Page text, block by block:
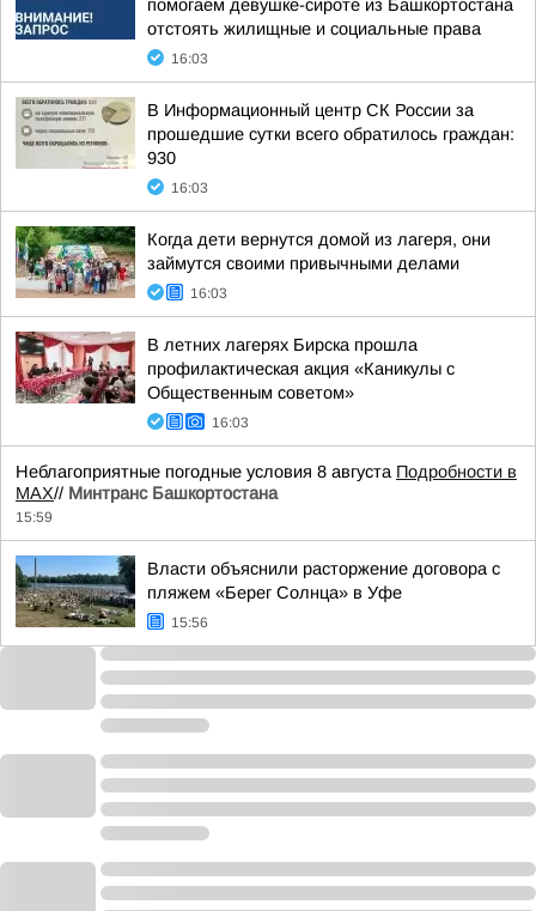
помогаем девушке-сироте из Башкортостана
отстоять жилищные и социальные права
16:03
В Информационный центр СК России за
прошедшие сутки всего обратилось граждан:
930
16:03
Когда дети вернутся домой из лагеря, они
займутся своими привычными делами
16:03
В летних лагерях Бирска прошла
профилактическая акция «Каникулы с
Общественным советом»
16:03
Неблагоприятные погодные условия 8 августа Подробности в
MAX// Минтранс Башкортостана
15:59
Власти объяснили расторжение договора с
пляжем «Берег Солнца» в Уфе
15:56